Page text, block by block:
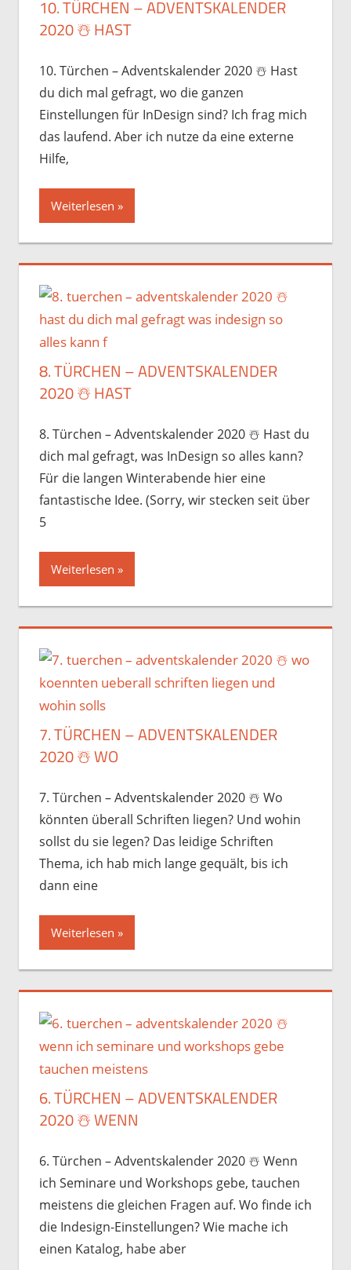
10. TÜRCHEN – ADVENTSKALENDER
2020 ☃️️ HAST
10. Türchen – Adventskalender 2020 ☃️️ Hast
du dich mal gefragt, wo die ganzen
Einstellungen für InDesign sind? Ich frag mich
das laufend. Aber ich nutze da eine externe
Hilfe,
Weiterlesen
8. TÜRCHEN – ADVENTSKALENDER
2020 ☃️️ HAST
8. Türchen – Adventskalender 2020 ☃️️ Hast du
dich mal gefragt, was InDesign so alles kann?
Für die langen Winterabende hier eine
fantastische Idee. (Sorry, wir stecken seit über
5
Weiterlesen
7. TÜRCHEN – ADVENTSKALENDER
2020 ☃️️ WO
7. Türchen – Adventskalender 2020 ☃️️ Wo
könnten überall Schriften liegen? Und wohin
sollst du sie legen? Das leidige Schriften
Thema, ich hab mich lange gequält, bis ich
dann eine
Weiterlesen
6. TÜRCHEN – ADVENTSKALENDER
2020 ☃️️ WENN
6. Türchen – Adventskalender 2020 ☃️️ Wenn
ich Seminare und Workshops gebe, tauchen
meistens die gleichen Fragen auf. Wo finde ich
die Indesign-Einstellungen? Wie mache ich
einen Katalog, habe aber